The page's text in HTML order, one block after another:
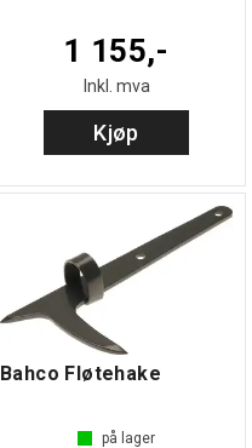
1 155,-
Inkl. mva
Kjøp
Bahco Fløtehake
på lager